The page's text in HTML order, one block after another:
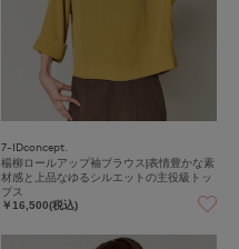
7-IDconcept.
楊柳ロールアップ袖ブラウス|表情豊かな素
材感と上品なゆるシルエットの主役級トッ
プス
￥16,500(税込)